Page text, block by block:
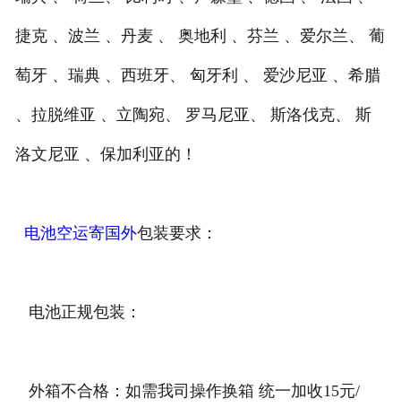
捷克 、波兰 、丹麦 、 奥地利 、芬兰 、爱尔兰、 葡
萄牙 、瑞典 、西班牙、 匈牙利 、 爱沙尼亚 、希腊
、拉脱维亚 、立陶宛、 罗马尼亚、 斯洛伐克、 斯
洛文尼亚 、保加利亚的！
电池空运寄国外包装要求：
电池正规包装：
外箱不合格：如需我司操作换箱 统一加收15元/